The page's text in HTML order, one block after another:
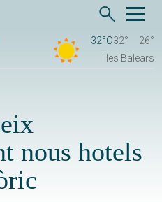
32°C32°
26°
Illes Balears
nous hotels